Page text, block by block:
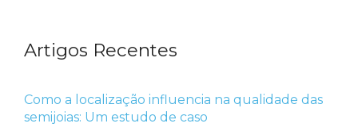
Artigos Recentes
Como a localização influencia na qualidade das
semijoias: Um estudo de caso